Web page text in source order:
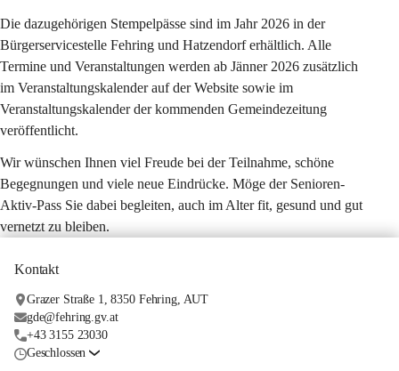
Die dazugehörigen Stempelpässe sind im Jahr 2026 in der
Bürgerservicestelle Fehring und Hatzendorf erhältlich. Alle
Termine und Veranstaltungen werden ab Jänner 2026 zusätzlich
im Veranstaltungskalender auf der Website sowie im
Veranstaltungskalender der kommenden Gemeindezeitung
veröffentlicht.
Wir wünschen Ihnen viel Freude bei der Teilnahme, schöne
Begegnungen und viele neue Eindrücke. Möge der Senioren-
Aktiv-Pass Sie dabei begleiten, auch im Alter fit, gesund und gut
vernetzt zu bleiben.
Kontakt
Grazer Straße 1, 8350 Fehring, AUT
gde@fehring.gv.at
+43 3155 23030
Geschlossen